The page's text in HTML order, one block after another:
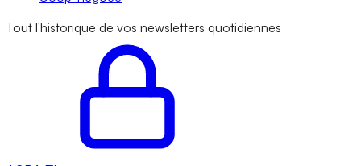
Tout l'historique de vos newsletters quotidiennes